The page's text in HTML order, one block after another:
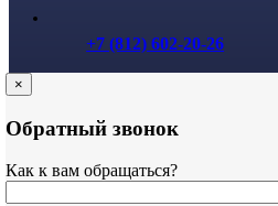
+7 (812) 602-20-26
×
Обратный звонок
Как к вам обращаться?